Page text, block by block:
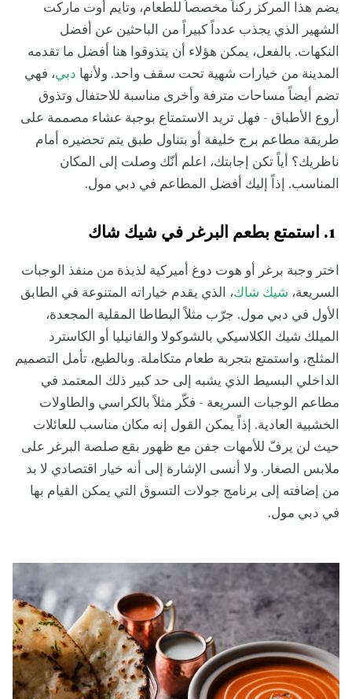
يضم هذا المركز ركناً مخصصاً للطعام، وتايم أوت ماركت
الشهير الذي يجذب عدداً كبيراً من الباحثين عن أفضل
النكهات. بالفعل، يمكن هؤلاء أن يتذوقوا هنا أفضل ما تقدمه
المدينة من خيارات شهية تحت سقف واحد. ولأنها دبي، فهي
تضم أيضاً مساحات مترفة وأخرى مناسبة للاحتفال وتذوق
أروع الأطباق - فهل تريد الاستمتاع بوجبة عشاء مصممة على
طريقة مطاعم برج خليفة أو بتناول طبق يتم تحضيره أمام
ناظريك؟ أياً تكن إجابتك، اعلم أنّك وصلت إلى المكان
المناسب. إذاً إليك أفضل المطاعم في دبي مول.
اختر وجبة برغر أو هوت دوغ أميركية لذيذة من منفذ الوجبات
السريعة، شيك شاك، الذي يقدم خياراته المتنوعة في الطابق
الأول في دبي مول. جرّب مثلاً البطاطا المقلية المجعدة،
الميلك شيك الكلاسيكي بالشوكولا والفانيليا أو الكاسترد
المثلج، واستمتع بتجربة طعام متكاملة. وبالطبع، تأمل التصميم
الداخلي البسيط الذي يشبه إلى حد كبير ذلك المعتمد في
مطاعم الوجبات السريعة - فكّر مثلاً بالكراسي والطاولات
الخشبية العادية. إذاً يمكن القول إنه مكان مناسب للعائلات
حيث لن يرفّ للأمهات جفن مع ظهور بقع صلصة البرغر على
ملابس الصغار. ولا أنسى الإشارة إلى أنه خيار اقتصادي لا بد
من إضافته إلى برنامج جولات التسوق التي يمكن القيام بها
في دبي مول.